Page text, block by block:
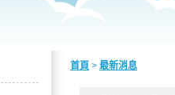
首頁 > 最新消息